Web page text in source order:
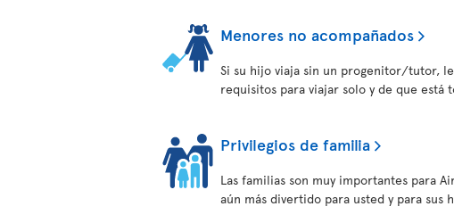
Menores no acompañados
Si su hijo viaja sin un progenitor/tutor,
requisitos para viajar solo y de que está
Privilegios de familia
Las familias son muy importantes para
aún más divertido para usted y para sus